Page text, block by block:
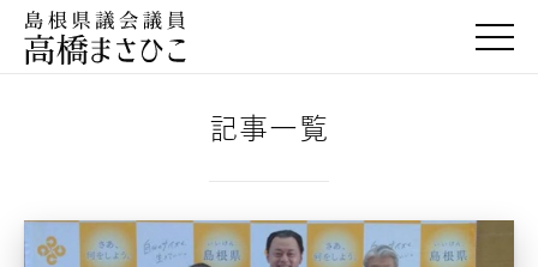
記事一覧